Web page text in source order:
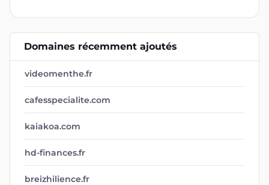
Domaines récemment ajoutés
videomenthe.fr
cafesspecialite.com
kaiakoa.com
hd-finances.fr
breizhilience.fr